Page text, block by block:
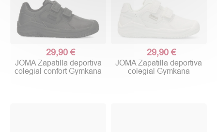
29,90 €
JOMA Zapatilla deportiva
colegial confort Gymkana
29,90 €
JOMA Zapatilla deportiva
colegial Gymkana